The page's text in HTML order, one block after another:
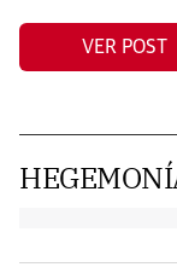
VER POST